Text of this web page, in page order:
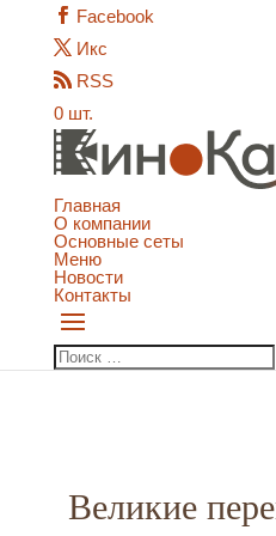
Facebook
Икс
RSS
0 шт.
Главная
О компании
Основные сеты
Меню
Новости
Контакты
Великие